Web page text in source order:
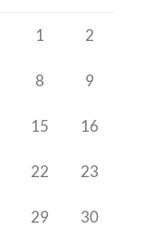
1 2
8 9
15 16
22 23
29 30